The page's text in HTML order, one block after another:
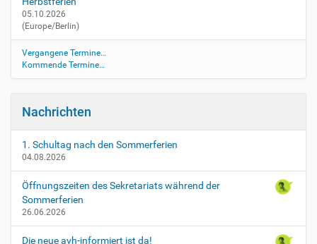
05.10.2026
(Europe/Berlin)
Vergangene Termine…
Kommende Termine…
Nachrichten
1. Schultag nach den Sommerferien
04.08.2026
Öffnungszeiten des Sekretariats während der
Sommerferien
26.06.2026
Die neue avh-informiert ist da!